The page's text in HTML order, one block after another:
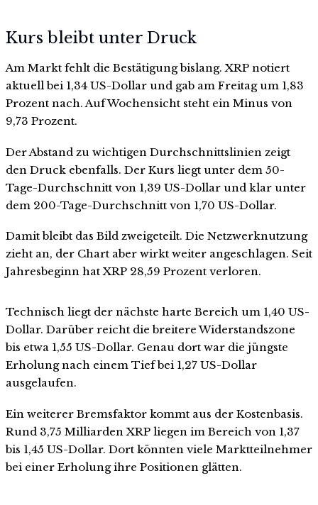
Kurs bleibt unter Druck
Am Markt fehlt die Bestätigung bislang. XRP notiert
aktuell bei 1,34 US-Dollar und gab am Freitag um 1,83
Prozent nach. Auf Wochensicht steht ein Minus von
9,73 Prozent.
Der Abstand zu wichtigen Durchschnittslinien zeigt
den Druck ebenfalls. Der Kurs liegt unter dem 50-
Tage-Durchschnitt von 1,39 US-Dollar und klar unter
dem 200-Tage-Durchschnitt von 1,70 US-Dollar.
Damit bleibt das Bild zweigeteilt. Die Netzwerknutzung
zieht an, der Chart aber wirkt weiter angeschlagen. Seit
Jahresbeginn hat XRP 28,59 Prozent verloren.
Technisch liegt der nächste harte Bereich um 1,40 US-
Dollar. Darüber reicht die breitere Widerstandszone
bis etwa 1,55 US-Dollar. Genau dort war die jüngste
Erholung nach einem Tief bei 1,27 US-Dollar
ausgelaufen.
Ein weiterer Bremsfaktor kommt aus der Kostenbasis.
Rund 3,75 Milliarden XRP liegen im Bereich von 1,37
bis 1,45 US-Dollar. Dort könnten viele Marktteilnehmer
bei einer Erholung ihre Positionen glätten.